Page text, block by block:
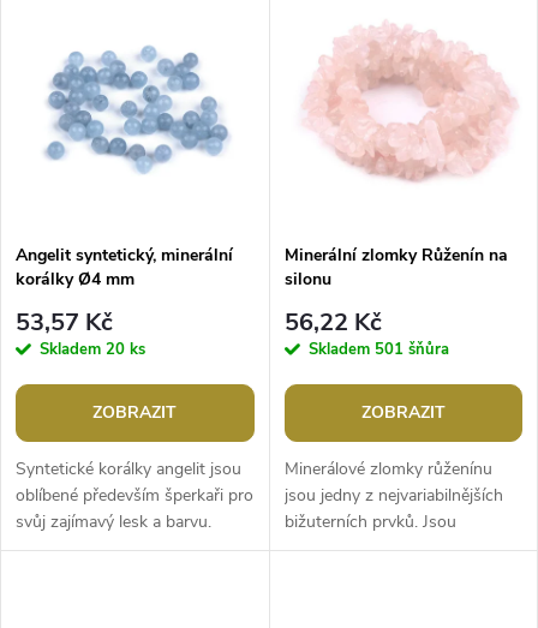
Angelit syntetický, minerální
korálky Ø4 mm
53,57 Kč
Skladem 20 ks
ZOBRAZIT
Syntetické korálky angelit jsou
oblíbené především šperkaři pro
svůj zajímavý lesk a barvu.
Svou malou velikostí jsou
Minerální zlomky Růženín na
silonu
56,22 Kč
Skladem 501 šňůra
ZOBRAZIT
Minerálové zlomky růženínu
jsou jedny z nejvariabilnějších
bižuterních prvků. Jsou
půvabné svým průsvitem. Tyto